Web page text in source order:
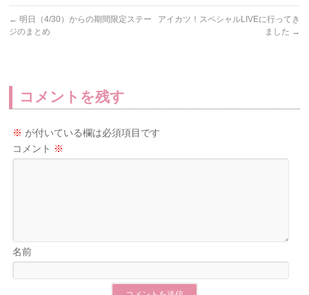
← 明日（4/30）からの期間限定ステー
ジのまとめ
アイカツ！スペシャルLIVEに行ってき
ました →
コメントを残す
※ が付いている欄は必須項目です
コメント ※
名前